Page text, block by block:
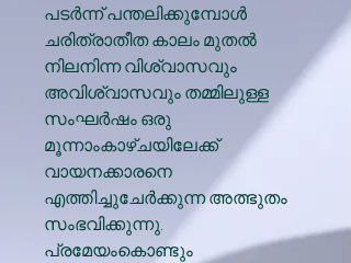
പടർന്ന് പന്തലിക്കുമ്പോൾ
ചരിത്രാതീത കാലം മുതൽ
നിലനിന്ന വിശ്വാസവും
അവിശ്വാസവും തമ്മിലുള്ള
സംഘർഷം ഒരു
മൂന്നാംകാഴ്ചയിലേക്ക്
വായനക്കാരനെ
എത്തിച്ചുചേർക്കുന്ന അത്ഭുതം
സംഭവിക്കുന്നു.
പ്രമേയംകൊണ്ടും